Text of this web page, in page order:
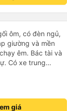
nhau giúp chúng
lại 3 lần để đi vệ
tai nghe trên xe
họ trả lời ngay
phòng của họ. Họ
gần đó để chúng
bất cứ lúc nào
ôm, có đèn ngủ,
giường và mền
êm. Bác tài và
Có xe trung
tiện. Giá vé hợp
giá